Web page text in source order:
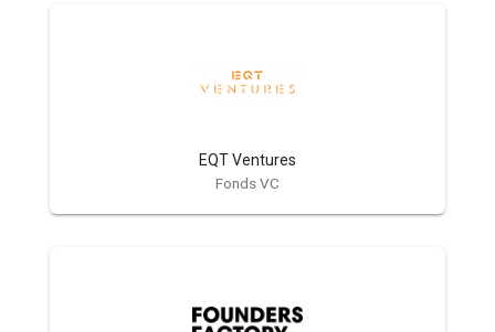
EQT Ventures
Fonds VC